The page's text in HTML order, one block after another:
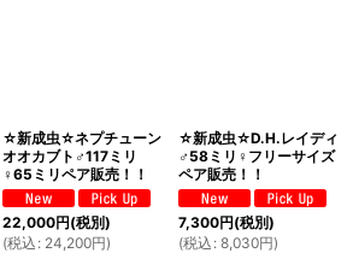
☆新成虫☆ネプチューン
オオカブト♂117ミリ
♀65ミリペア販売！！
22,000円(税別)
(税込 : 24,200円)
☆新成虫☆D.H.レイディ
♂58ミリ♀フリーサイズ
ペア販売！！
7,300円(税別)
(税込 : 8,030円)